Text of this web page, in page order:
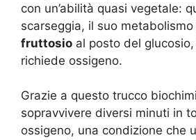
con un’abilità quasi vegetale:
scarseggia, il suo
fruttosio al posto del
richiede ossigeno.
Grazie a questo trucco
sopravvivere diversi minuti in
ossigeno, una condizione che